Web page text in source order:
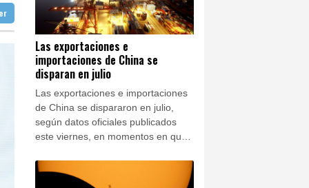
27 °C
28 °C
26 °C
de EEUU
of Light"
en una región petrolera
Las exportaciones e
importaciones de China se
disparan en julio
Las exportaciones e importaciones
de China se dispararon en julio,
según datos oficiales publicados
este viernes, en momentos en que
beneficia de un auge de la
inteligencia artificial que ha